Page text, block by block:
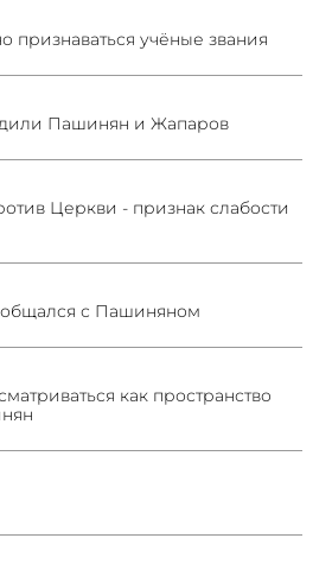
признаваться учёные звания
Пашинян и Жапаров
Церкви - признак слабости
с Пашиняном
как пространство